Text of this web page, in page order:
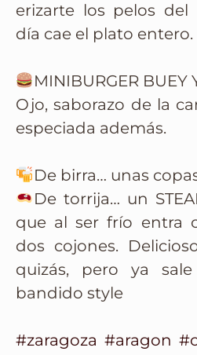
erizarte los pelos del
día cae el plato entero.
MINIBURGER BUEY
Ojo, saborazo de la
especiada además.
De birra… unas
De torrija… un
que al ser frío entra
dos cojones.
quizás, pero ya
bandido style
#zaragoza #aragon